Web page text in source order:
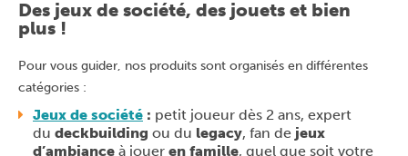
Des jeux de société, des jouets et bien
plus !
Pour vous guider, nos produits sont organisés en différentes
catégories :
Jeux de société : petit joueur dès 2 ans, expert
du deckbuilding ou du legacy, fan de jeux
d’ambiance à jouer en famille, quel que soit votre